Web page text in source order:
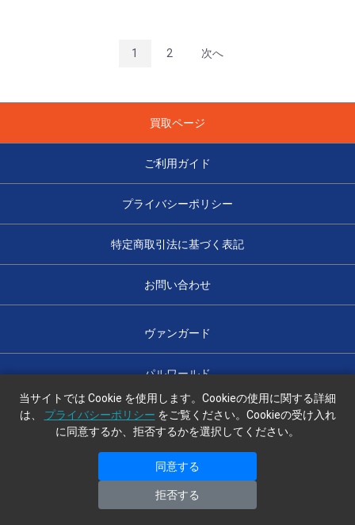
1 2 次へ
買取ページ
ご利用ガイド
プライバシーポリシー
特定商取引法に基づく表記
お問い合わせ
ヴァンガード
パルワールド
copyright (c) 光のハコ舟 all rights reserved.
当サイトでは Cookie を使用します。Cookieの使用に関する詳細
は、 プライバシーポリシー をご覧ください。Cookieの受け入れ
に同意するか、拒否するかを選択してください。
同意する
拒否する